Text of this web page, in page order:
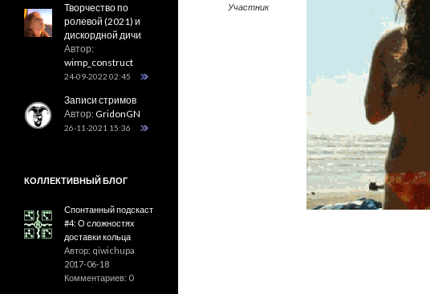
Участник
Творчество по
ролевой (2021) и
дискордной дичи
Автор:
wimp_construct
24-09-2022 02:45
Записи стримов
Автор:GridonGN
26-11-2021 15:36
КОЛЛЕКТИВНЫЙ БЛОГ
Спонтанный подскаст
#4: О сложностях
доставки кольца
Автор: qiwichupa
2017-06-18
Комментариев: 0